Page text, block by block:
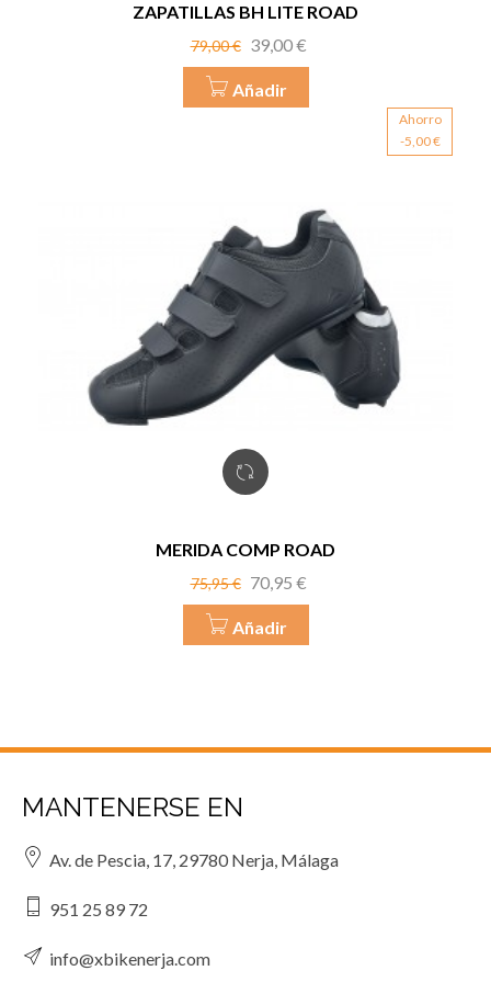
ZAPATILLAS BH LITE ROAD
Precio
base
79,00 € Precio
39,00 €
Añadir
Ahorro
-5,00 €
MERIDA COMP ROAD
Precio
base
75,95 € Precio
70,95 €
Añadir
MANTENERSE EN
Av. de Pescia, 17, 29780 Nerja, Málaga
951 25 89 72
info@xbikenerja.com